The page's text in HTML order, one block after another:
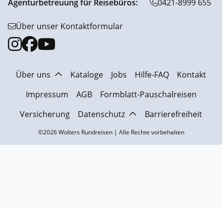
Agenturbetreuung für Reisebüros:
0421-8999 655
Über unser Kontaktformular
Über uns Kataloge Jobs Hilfe-FAQ
Kontakt
Impressum
AGB
Formblatt-Pauschalreisen
Versicherung
Datenschutz Barrierefreiheit
©2026 Wolters Rundreisen | Alle Rechte vorbehalten